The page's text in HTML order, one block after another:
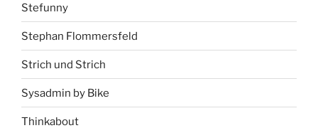
Stefunny
Stephan Flommersfeld
Strich und Strich
Sysadmin by Bike
Thinkabout